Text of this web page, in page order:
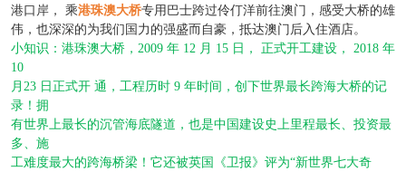
港口岸， 乘港珠澳大桥专用巴士跨过伶仃洋前往澳门，感受大桥的雄
伟，也深深的为我们国力的强盛而自豪，抵达澳门后入住酒店。
小知识：港珠澳大桥， 2009 年 12 月 15 日， 正式开工建设， 2018 年
10
月 23 日正式开 通，工程历时 9 年时间，创下世界最长跨海大桥的记
录！拥
有世界上最长的沉管海底隧道， 也是中国建设史上里程最长、投资最
多、施
工难度最大的跨海桥梁！它还被英国《卫报》评为“新世界七大奇